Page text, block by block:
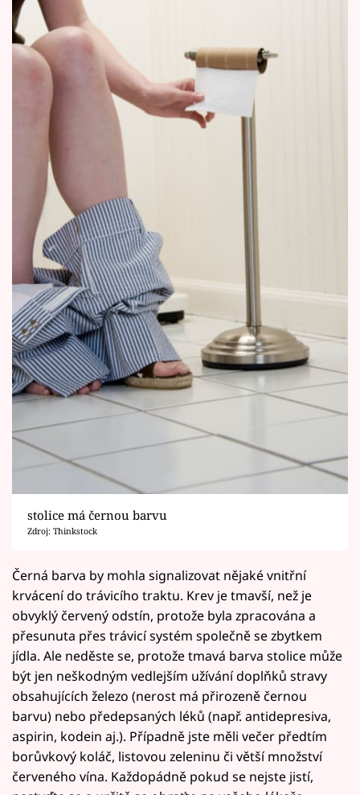
stolice má černou barvu
Zdroj: Thinkstock
Černá barva by mohla signalizovat nějaké vnitřní
krvácení do trávicího traktu. Krev je tmavší, než je
obvyklý červený odstín, protože byla zpracována a
přesunuta přes trávicí systém společně se zbytkem
jídla. Ale neděste se, protože tmavá barva stolice může
být jen neškodným vedlejším užívání doplňků stravy
obsahujících železo (nerost má přirozeně černou
barvu) nebo předepsaných léků (např. antidepresiva,
aspirin, kodein aj.). Případně jste měli večer předtím
borůvkový koláč, listovou zeleninu či větší množství
červeného vína. Každopádně pokud se nejste jistí,